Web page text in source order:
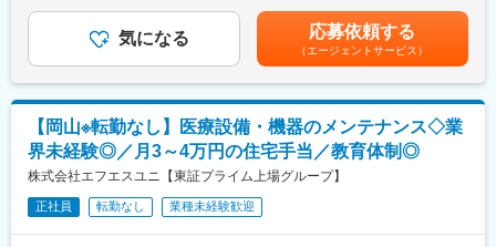
■退職金制度
■保養所（多数) など
手術台のカテゴリーにおいて、新製品の開発や他社の追随を許さ
ない実績を築いています。当時日本では開発が不可能とされてき
た、分離式手術台の開発成功はその一例です。現在手術台のシェ
アは日本、アメリカでトップクラスを誇っています。
【安定した経営基盤】
創業から100年、無借金経営を続け、盤石の経営基盤が確立して
います。
午前：医療機器の販売代理店に赴き情報収集⇒1件病院訪問
午後：2件病院訪問⇒手術立ち合い
＜製品情報＞
・人工関節領域（ヒップ・ニー領域）
台湾で製造され、精密な製品力で高い評価を得ている製品です。
多くの製品が欧米人の体格に合わせて作成されているのに対し
て、同社製品は台湾で製造されているためアジア人の骨格にフィ
ットする点が医師、患者様に喜ばれています。また、非常に丁寧
に作られているため、その点も高い評価を受けています。
であり、選考を通じて上下する可能性があります。月給(月額)は固
定手当を含めた表記です。
気になる 応募依頼する
（エージェントサービス）
【岡山※転勤なし】医療設備・機器のメンテナンス◇業
界未経験◎／月3～4万円の住宅手当／教育体制◎
株式会社エフエスユニ【東証プライム上場グループ】
正社員 転勤なし 業種未経験歓迎